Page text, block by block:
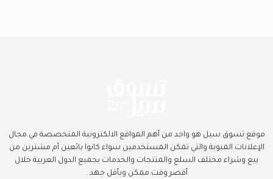
موقع تسوق سيل هو واحد من أهم المواقع الالكترونية المتخصصة في مجال
الإعلانات المبوبة والتي تمكن المستخدمين سواء كانوا بائعين أم مشترين من
بيع وشراء مختلف السلع والمنتجات والخدمات بجميع الدول العربية خلال
أقصر وقت ممكن وبأقل جهد .